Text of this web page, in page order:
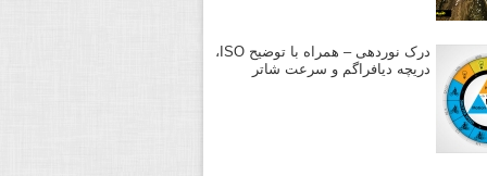
درک نوردهی – همراه با توضیح ISO،
دریچه دیافراگم و سرعت شاتر